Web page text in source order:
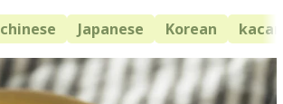
chinese Japanese Korean kacang